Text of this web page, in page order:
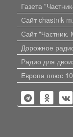
Газета
Сайт chastnik-
Сайт "Частник.
Дорожное
Радио для
Европа плюс